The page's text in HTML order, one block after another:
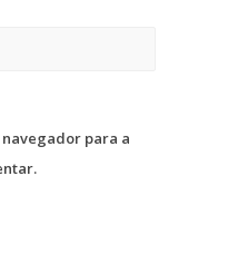
para a